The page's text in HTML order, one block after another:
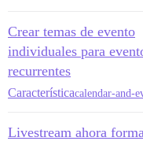
Crear temas de evento
individuales para
recurrentes
Característicacalendar-and-
Livestream ahora